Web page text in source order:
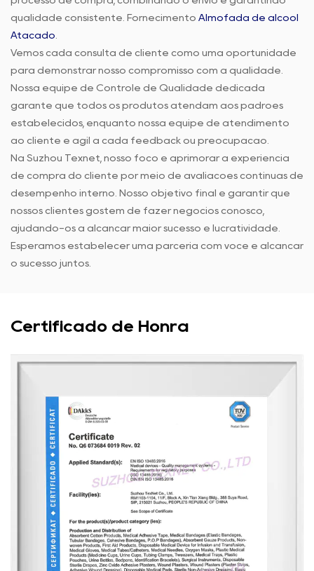
qualidade consistente. Fornecimento Almofada de álcool
Atacado
Vemos cada consulta de cliente como uma oportunidade
para demonstrar nosso compromisso com a qualidade.
Nossa equipe de Controle de Qualidade dedicada
garante que todos os produtos atendam aos padrões
estabelecidos, enquanto nossa equipe de atendimento
ao cliente é ágil a cada feedback ou preocupação.
Na Suzhou Texnet, nosso foco é aprimorar a experiência
de compra do cliente por meio de avaliações contínuas de
desempenho interno. Nosso objetivo final é garantir que
nossos clientes gostem de fazer negócios conosco,
ajudando-os a alcançar maior sucesso e lucratividade.
Esperamos estabelecer uma parceria com você e alcançar
o sucesso juntos.
Certificado de Honra